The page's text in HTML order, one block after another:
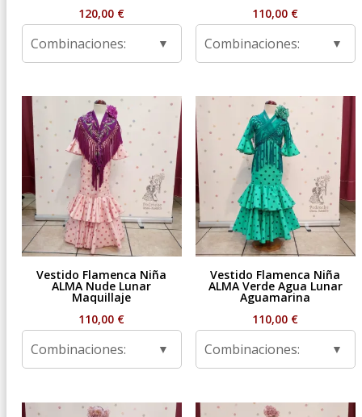
120,00 €
Combinaciones:
110,00 €
Combinaciones:
Vestido Flamenca Niña
ALMA Nude Lunar
Maquillaje
110,00 €
Combinaciones:
Vestido Flamenca Niña
ALMA Verde Agua Lunar
Aguamarina
110,00 €
Combinaciones: